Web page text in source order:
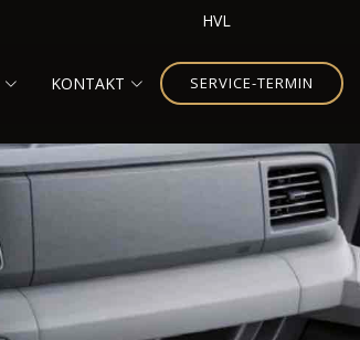
HVL
KONTAKT SERVICE-TERMIN